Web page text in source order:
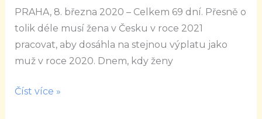
PRAHA, 8. března 2020 – Celkem 69 dní. Přesně o
tolik déle musí žena v Česku v roce 2021
pracovat, aby dosáhla na stejnou výplatu jako
muž v roce 2020. Dnem, kdy ženy
LETOS
PŘIPADÁ
NA
STŘEDU
BŘEZNA
Číst více »